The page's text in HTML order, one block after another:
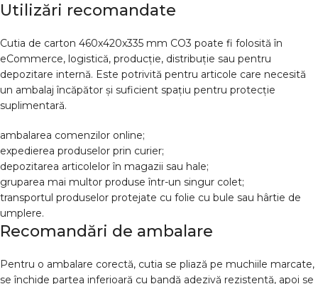
Utilizări recomandate
Cutia de carton 460x420x335 mm CO3 poate fi folosită în
eCommerce, logistică, producție, distribuție sau pentru
depozitare internă. Este potrivită pentru articole care necesită
un ambalaj încăpător și suficient spațiu pentru protecție
suplimentară.
ambalarea comenzilor online;
expedierea produselor prin curier;
depozitarea articolelor în magazii sau hale;
gruparea mai multor produse într-un singur colet;
transportul produselor protejate cu folie cu bule sau hârtie de
umplere.
Recomandări de ambalare
Pentru o ambalare corectă, cutia se pliază pe muchiile marcate,
se închide partea inferioară cu bandă adezivă rezistentă, apoi se